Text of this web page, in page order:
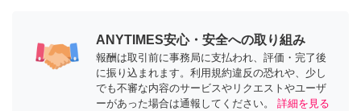
ANYTIMES安心・安全への取り組み
報酬は取引前に事務局に支払われ、評価・完了後
に振り込まれます。利用規約違反の恐れや、少し
でも不審な内容のサービスやリクエストやユーザ
ーがあった場合は通報してください。
詳細を見る